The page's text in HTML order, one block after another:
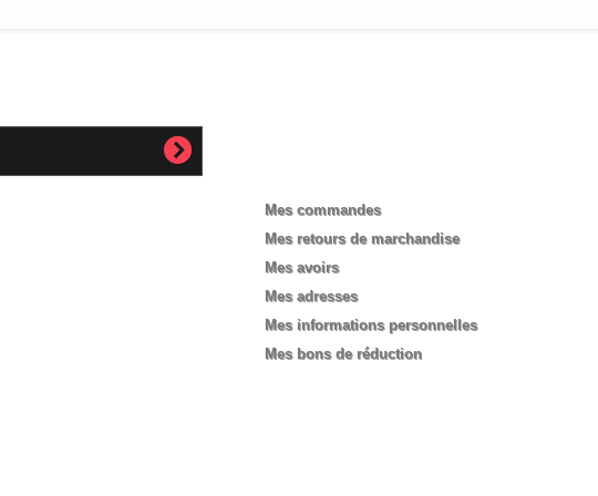
Mes commandes
Mes retours de marchandise
Mes avoirs
Mes adresses
Mes informations personnelles
Mes bons de réduction